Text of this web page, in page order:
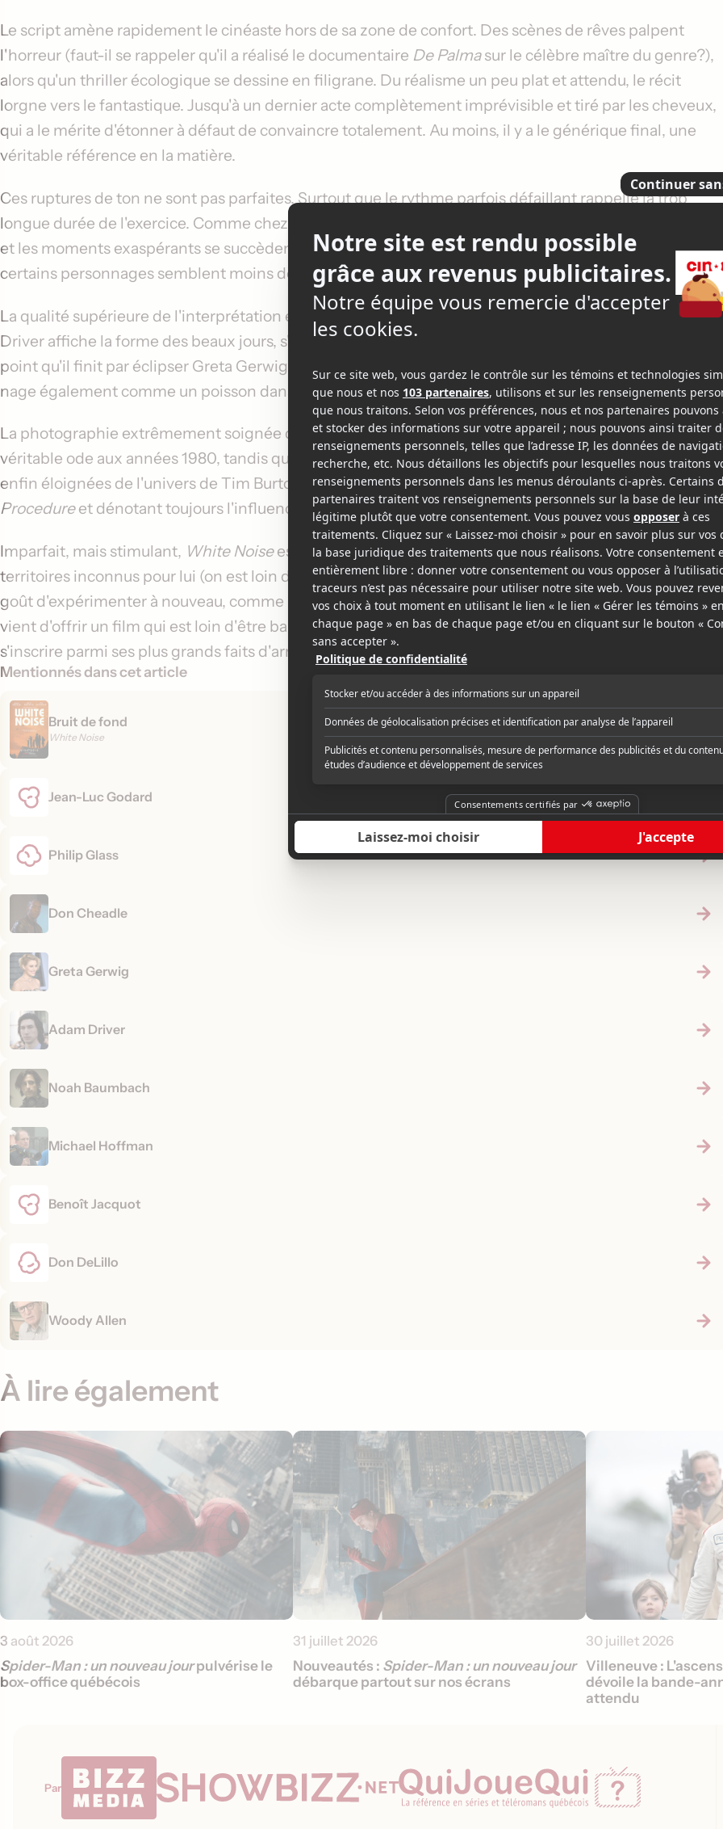
Mentionnés dans cet article
Bruit de fond
White Noise
Jean-Luc Godard
Philip Glass
Don Cheadle
Greta Gerwig
Adam Driver
Noah Baumbach
Michael Hoffman
Benoît Jacquot
Don DeLillo
Woody Allen
Le script amène rapidement le cinéaste hors de sa zone de confort. Des scènes de rêves palpent
l'horreur (faut-il se rappeler qu'il a réalisé le documentaire De Palmasur le célèbre maître du genre?),
alors qu'un thriller écologique se dessine en filigrane. Du réalisme un peu plat et attendu, le récit
lorgne vers le fantastique. Jusqu'à un dernier acte complètement imprévisible et tiré par les cheveux,
qui a le mérite d'étonner à défaut de convaincre totalement. Au moins, il y a le générique final, une
véritable référence en la matière.
Ces ruptures de ton ne sont pas parfaites. Surtout que le rythme parfois défaillant rappelle la trop
longue durée de l'exercice. Comme chez Jean-Luc Godard dont il partage l'esprit, les scènes brillantes
et les moments exaspérants se succèdent au tournant. L'exposé sur Hitler et Elvis laisse béat, alors
certains personnages semblent moins développés et quelques séquences plus superflues.
La qualité supérieure de l'interprétation empêche constamment le cinéphile de décrocher. Adam
Driver affiche la forme des beaux jours, s'en donnant à coeur joie dans ce rôle parfait pour lui. À tel
point qu'il finit par éclipser Greta Gerwig, la muse et amoureuse du metteur en scène. Don Cheadle
nage également comme un poisson dans l'eau, tout comme les enfants qui entourent les héros.
La photographie extrêmement soignée de Lol Crawley (The Childhood of a Leader, Vox Lux) est une
véritable ode aux années 1980, tandis que Dany Elfman offre de superbes compositions musicales
enfin éloignées de l'univers de Tim Burton, se rapprochant de son travail surStandard Operating
Procedureet dénotant toujours l'influence de Philip Glass.
Imparfait, mais stimulant, White Noiseest tout un pari de la part de Noah Baumbach qui explore des
territoires inconnus pour lui (on est loin de l'influence de Woody Allen). Peut-être cela lui donnera le
goût d'expérimenter à nouveau, comme il le faisait si bien à l'époque deFrances Ha. En attendant, il
vient d'offrir un film qui est loin d'être banal, divertissant, pertinent et percutant, qui à défaut de
s'inscrire parmi ses plus grands faits d'armes, présente ses obsessions d'une façon inédite.
À lire également
3 août 2026
Spider-Man : un nouveau jourpulvérise le
box-office québécois
31 juillet 2026
Nouveautés : Spider-Man : un nouveau jour
débarque partout sur nos écrans
30 juillet 2026
Villeneuve :
dévoile la bande-
attendu
Par